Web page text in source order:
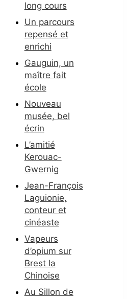
long cours
Un parcours
repensé et
enrichi
Gauguin, un
maître fait
école
Nouveau
musée, bel
écrin
L’amitié
Kerouac-
Gwernig
Jean-François
Laguionie,
conteur et
cinéaste
Vapeurs
d’opium sur
Brest la
Chinoise
Au Sillon de